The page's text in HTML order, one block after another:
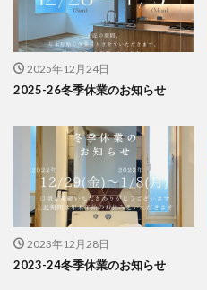
2025年12月24日
2025-26冬季休業のお知らせ
2023年12月28日
2023-24冬季休業のお知らせ